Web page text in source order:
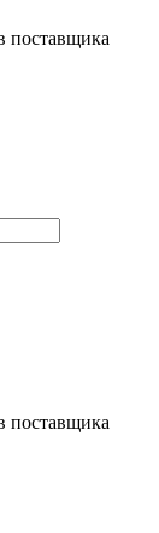
поставщика
поставщика